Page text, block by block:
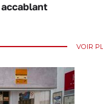
VOIR